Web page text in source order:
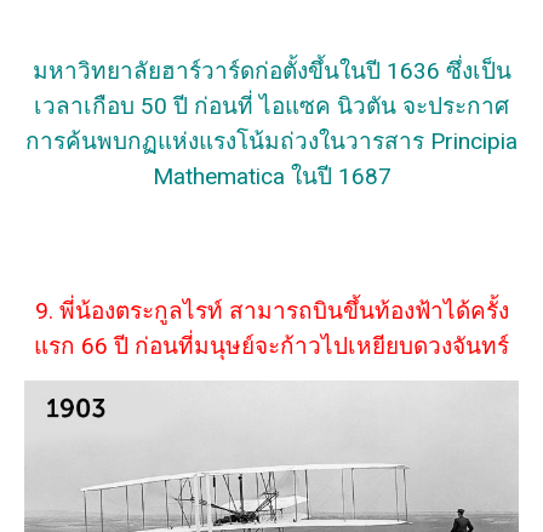
มหาวิทยาลัยฮาร์วาร์ดก่อตั้งขึ้นในปี 1636 ซึ่งเป็น
เวลาเกือบ 50 ปี ก่อนที่ ไอแซค นิวตัน จะประกาศ
การค้นพบกฏแห่งแรงโน้มถ่วงในวารสาร Principia
Mathematica ในปี 1687
9. พี่น้องตระกูลไรท์ สามารถบินขึ้นท้องฟ้าได้ครั้ง
แรก 66 ปี ก่อนที่มนุษย์จะก้าวไปเหยียบดวงจันทร์